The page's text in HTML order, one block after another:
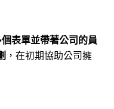
表單並帶著公司的員
，在初期協助公司擁